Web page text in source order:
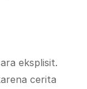
eksplisit.
cerita